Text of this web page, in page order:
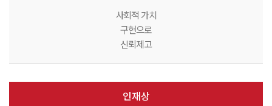
사회적 가치
구현으로
신뢰제고
인재상